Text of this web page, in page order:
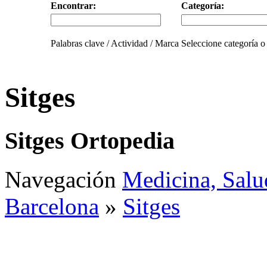
Encontrar: Categoría:
Palabras clave / Actividad / Marca Seleccione categoría
Sitges
Sitges Ortopedia
Navegación Medicina,
Barcelona » Sitges